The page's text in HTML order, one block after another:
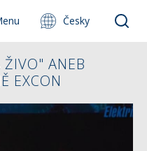
Česky
ANEB
EXCON